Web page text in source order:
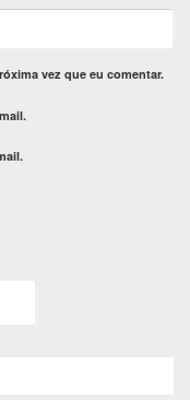
vez que eu comentar.